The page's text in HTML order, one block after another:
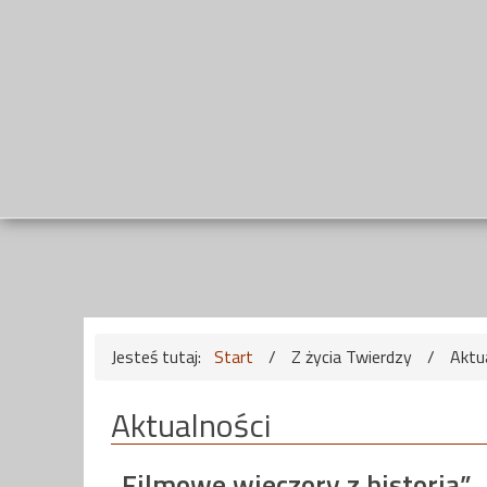
Jesteś tutaj: Start / Z życia Twierdzy /
Aktualności